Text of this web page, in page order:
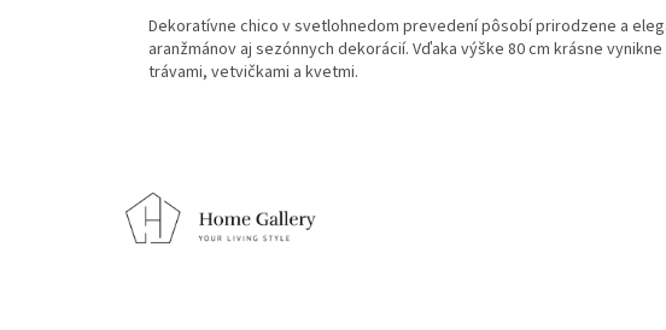
Dekoratívne chico v svetlohnedom prevedení pôsobí prirodzene a
aranžmánov aj sezónnych dekorácií. Vďaka výške 80 cm krásne
trávami, vetvičkami a kvetmi.